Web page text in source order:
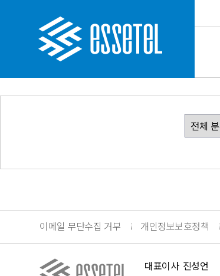
이메일 무단수집 거부 개인정보보호정책
대표이사 진성언